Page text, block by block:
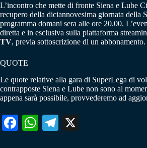
L’incontro che mette di fronte Siena e Lube
recupero della diciannovesima giornata della
programma domani sera alle ore 20.00.
diretta e in esclusiva sulla piattaforma
TV, previa sottoscrizione di un abbonamento.
QUOTE
Le quote relative alla gara di SuperLega di
contrapposte Siena e Lube non sono al
appena sarà possibile, provvederemo ad
Fa W
Te